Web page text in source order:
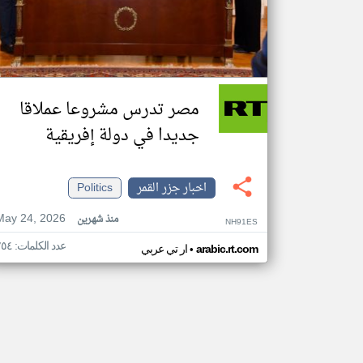
مصر تدرس مشروعا عملاقا
جديدا في دولة إفريقية
اخبار جزر القمر
Politics
24, 2026
منذ شهرين NH91ES
ار تي عربي• arabic.rt.com عدد الكلمات: ٢٥٤